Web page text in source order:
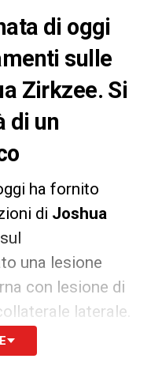
di oggi
sulle
Zirkzee. Si
di un
ha fornito
di Joshua
una lesione
con lesione di
laterale.
lo staff medico